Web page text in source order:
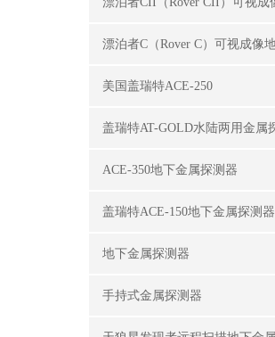
美国盖瑞特ACE-250
ACE-350地下金属探测器
盖瑞特ACE-150地下金属探测器
地下金属探测器
手持式金属探测器